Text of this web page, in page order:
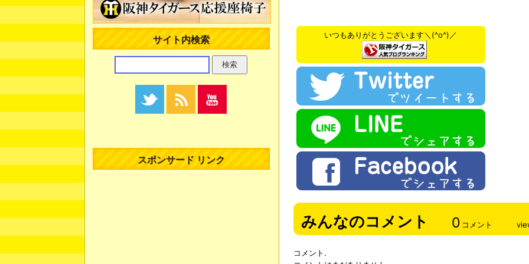
いつもありがとうございます＼(^o^)／
みんなのコメント 0 コメント
コメント.
サイト内検索
スポンサード リンク